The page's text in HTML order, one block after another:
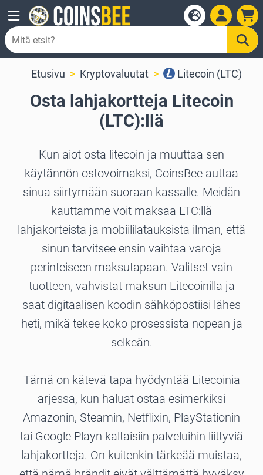
Etusivu Kryptovaluutat Litecoin (LTC)
Osta lahjakortteja Litecoin
(LTC):llä
Kun aiot osta litecoin ja muuttaa sen
käytännön ostovoimaksi, CoinsBee auttaa
sinua siirtymään suoraan kassalle. Meidän
kauttamme voit maksaa LTC:llä
lahjakorteista ja mobiililatauksista ilman, että
sinun tarvitsee ensin vaihtaa varoja
perinteiseen maksutapaan. Valitset vain
tuotteen, vahvistat maksun Litecoinilla ja
saat digitaalisen koodin sähköpostiisi lähes
heti, mikä tekee koko prosessista nopean ja
selkeän.
Tämä on kätevä tapa hyödyntää Litecoinia
arjessa, kun haluat ostaa esimerkiksi
Amazonin, Steamin, Netflixin, PlayStationin
tai Google Playn kaltaisiin palveluihin liittyviä
lahjakortteja. On kuitenkin tärkeää muistaa,